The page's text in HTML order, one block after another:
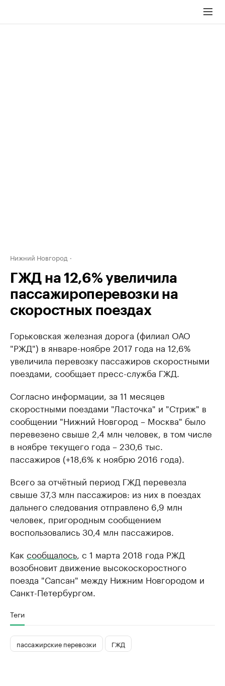
Нижний Новгород
ГЖД на 12,6% увеличила
пассажироперевозки на
скоростных поездах
Горьковская железная дорога (филиал ОАО
"РЖД") в январе-ноябре 2017 года на 12,6%
увеличила перевозку пассажиров скоростными
поездами, сообщает пресс-служба ГЖД.
Согласно информации, за 11 месяцев
скоростными поездами "Ласточка" и "Стриж" в
сообщении "Нижний Новгород – Москва" было
перевезено свыше 2,4 млн человек, в том числе
в ноябре текущего года – 230,6 тыс.
пассажиров (+18,6% к ноябрю 2016 года).
Всего за отчётный период ГЖД перевезла
свыше 37,3 млн пассажиров: из них в поездах
дальнего следования отправлено 6,9 млн
человек, пригородным сообщением
воспользовались 30,4 млн пассажиров.
Как сообщалось , c 1 марта 2018 года РЖД
возобновит движение высокоскоростного
поезда "Сапсан" между Нижним Новгородом и
Санкт-Петербургом.
Теги
пассажирские перевозки ГЖД